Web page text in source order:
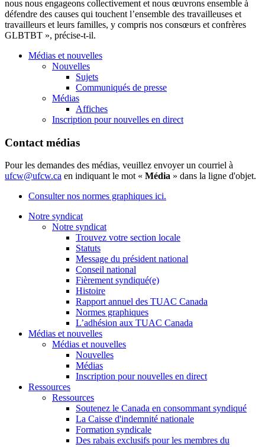
nous nous engageons collectivement et nous œuvrons ensemble à
défendre des causes qui touchent l’ensemble des travailleuses et
travailleurs et leurs familles, y compris nos consœurs et confrères
GLBTBT », précise-t-il.
Médias et nouvelles
Nouvelles
Sujets
Communiqués de presse
Médias
Affiches
Inscription pour nouvelles en direct
Contact médias
Pour les demandes des médias, veuillez envoyer un courriel à
ufcw@ufcw.ca en indiquant le mot « Média » dans la ligne d'objet.
Consulter nos normes graphiques ici.
Notre syndicat
Notre syndicat
Trouvez votre section locale
Statuts
Message du président national
Conseil national
Fièrement syndiqué(e)
Histoire
Rapport annuel des TUAC Canada
Normes graphiques
L’adhésion aux TUAC Canada
Médias et nouvelles
Médias et nouvelles
Nouvelles
Médias
Inscription pour nouvelles en direct
Ressources
Ressources
Soutenez le Canada en consommant syndiqué
La Caisse d'indemnité nationale
Formation syndicale
Des rabais exclusifs pour les membres du